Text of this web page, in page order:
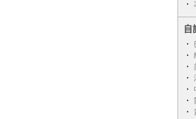
‧
自
‧
‧
‧
‧
‧
‧
‧